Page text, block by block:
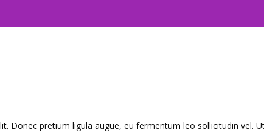
Donec pretium ligula augue, eu fermentum leo sollicitudin vel.